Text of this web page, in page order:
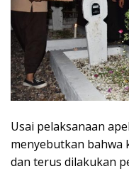
Usai pelaksanaan
menyebutkan bahwa
dan terus dilakukan